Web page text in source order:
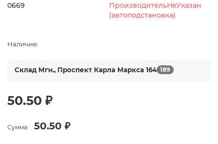
0669
ПроизводительНеУказан
(автоподстановка)
Наличие:
Склад Мгн., Проспект Карла Маркса 164 189
50.50 ₽
Сумма: 50.50 ₽